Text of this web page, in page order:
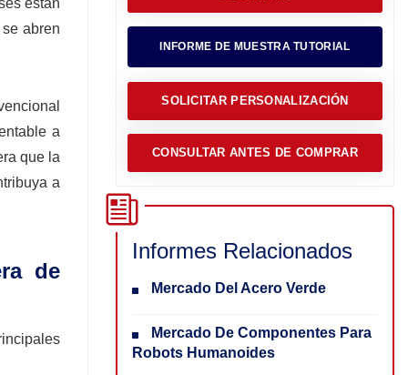
abren
a
que la
a
de
INFORME DE MUESTRA TUTORIAL
SOLICITAR PERSONALIZACIÓN
CONSULTAR ANTES DE COMPRAR
Informes Relacionados
Mercado Del Acero Verde
Mercado De Componentes Para
Robots Humanoides